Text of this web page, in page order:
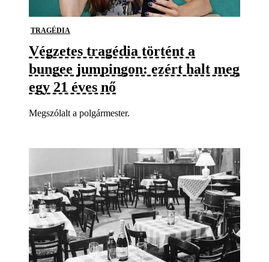
TRAGÉDIA
Végzetes tragédia történt a
bungee jumpingon: ezért halt meg
egy 21 éves nő
Megszólalt a polgármester.